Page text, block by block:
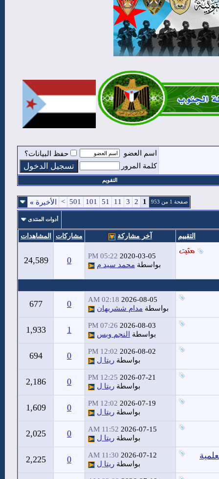
اسم العضو
حفظ البيانات؟
كلمة المرور
التقويم
صفحة 1 من 953 1
2
3
11
51
101
501
> الأخيرة »
أدوات المنتدى
التقييم آخر مشاركة مشاركات المشاهدات
2020-03-05
05:22 PM
بواسطة محمد سيد م 0
24,589
2026-08-05
02:18 AM
بواسطة مدام ششريهان 0
677
2026-08-03
07:26 PM
بواسطة
النجم وبس 1
1,933
2026-08-02
12:02 PM
بواسطة ريتا ل 0
694
2026-07-21
12:25 PM
بواسطة ريتا ل 0
2,186
2026-07-19
12:02 PM
بواسطة ريتا ل 0
1,609
2026-07-15
11:52 AM
بواسطة ريتا ل 0
2,025
2026-07-12
11:30 AM
بواسطة ريتا ل 0
2,225